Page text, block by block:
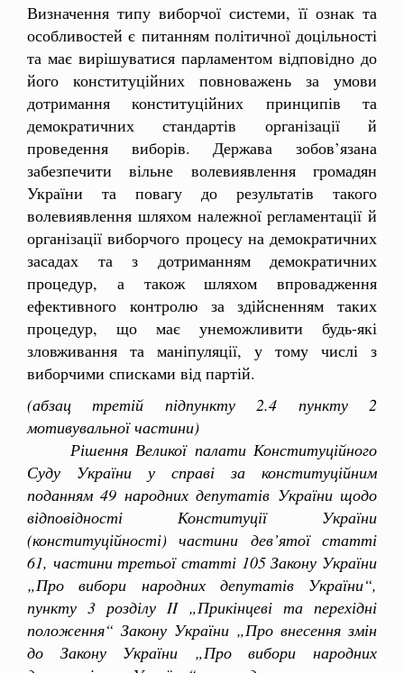
Визначення типу виборчої системи, її ознак та
особливостей є питанням політичної доцільності
та має вирішуватися парламентом відповідно до
його конституційних повноважень за умови
дотримання конституційних принципів та
демократичних стандартів організації й
проведення виборів. Держава зобов’язана
забезпечити вільне волевиявлення громадян
України та повагу до результатів такого
волевиявлення шляхом належної регламентації й
організації виборчого процесу на демократичних
засадах та з дотриманням демократичних
процедур, а також шляхом впровадження
ефективного контролю за здійсненням таких
процедур, що має унеможливити будь-які
зловживання та маніпуляції, у тому числі з
виборчими списками від партій.
(абзац третій підпункту 2.4 пункту 2
мотивувальної частини)
Рішення Великої палати Конституційного
Суду України у справі за конституційним
поданням 49 народних депутатів України щодо
відповідності Конституції України
(конституційності) частини дев’ятої статті
61, частини третьої статті 105 Закону України
„Про вибори народних депутатів України“,
пункту 3 розділу II „Прикінцеві та перехідні
положення“ Закону України „Про внесення змін
до Закону України „Про вибори народних